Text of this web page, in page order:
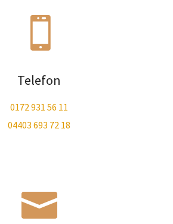

Telefon
0172 931 56 11
04403 693 72 18
